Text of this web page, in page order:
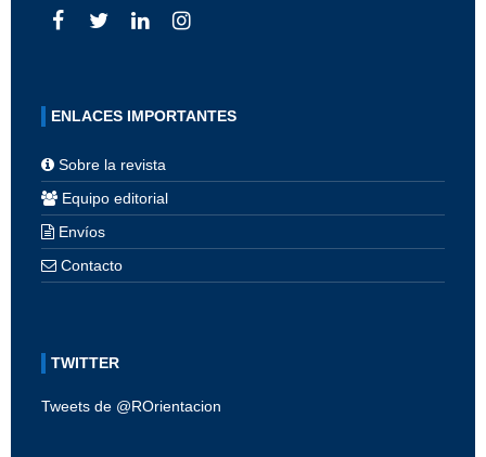
ENLACES IMPORTANTES
Sobre la revista
Equipo editorial
Envíos
Contacto
TWITTER
Tweets de @ROrientacion